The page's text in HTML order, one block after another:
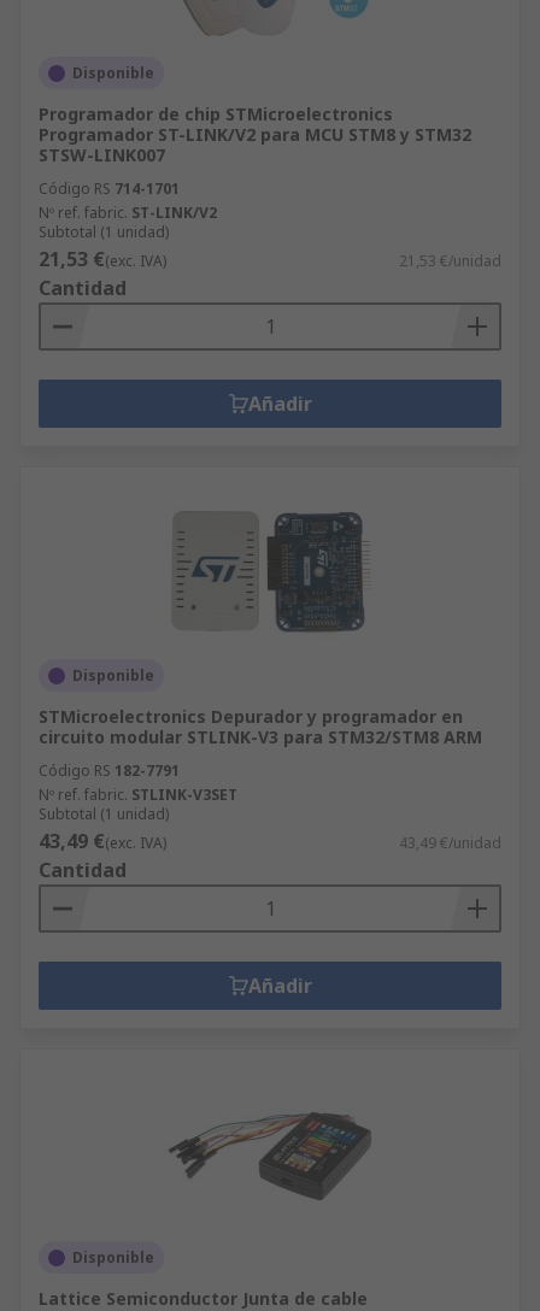
Disponible
Programador de chip STMicroelectronics
Programador ST-LINK/V2 para MCU STM8 y STM32
STSW-LINK007
Código RS 714-1701
Nº ref. fabric. ST-LINK/V2
Subtotal (1 unidad)
21,53 €(exc. IVA) 21,53 €/unidad
Cantidad
Añadir
Disponible
STMicroelectronics Depurador y programador en
circuito modular STLINK-V3 para STM32/STM8 ARM
Código RS 182-7791
Nº ref. fabric. STLINK-V3SET
Subtotal (1 unidad)
43,49 €(exc. IVA) 43,49 €/unidad
Cantidad
Añadir
Disponible
Lattice Semiconductor Junta de cable